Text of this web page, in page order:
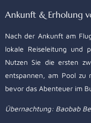
Ankunft & Erholung
Nach der Ankunft am
lokale Reiseleitung und
Nutzen Sie die ersten
entspannen, am Pool zu
bevor das Abenteuer im
Übernachtung: Baobab